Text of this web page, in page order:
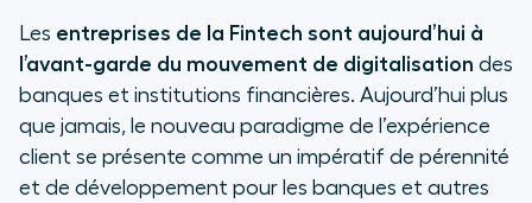
Les entreprises de la Fintech sont aujourd’hui à
l’avant-garde du mouvement de digitalisation des
banques et institutions financières. Aujourd’hui plus
que jamais, le nouveau paradigme de l’expérience
client se présente comme un impératif de pérennité
et de développement pour les banques et autres